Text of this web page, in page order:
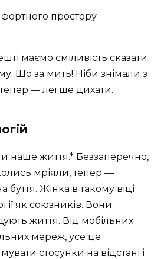
простору
маємо сміливість сказати
Що за мить! Ніби знімали з
— легше дихати.
наше життя.* Беззаперечно,
мріяли, тепер —
буття. Жінка в такому віці
як союзників. Вони
життя. Від мобільних
мереж, усе це
стосунки на відстані і